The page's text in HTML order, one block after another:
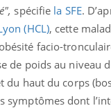
spécifie la SFE.
(HCL), cette
facio-
de poids au niveau
du haut du corps
symptômes dont